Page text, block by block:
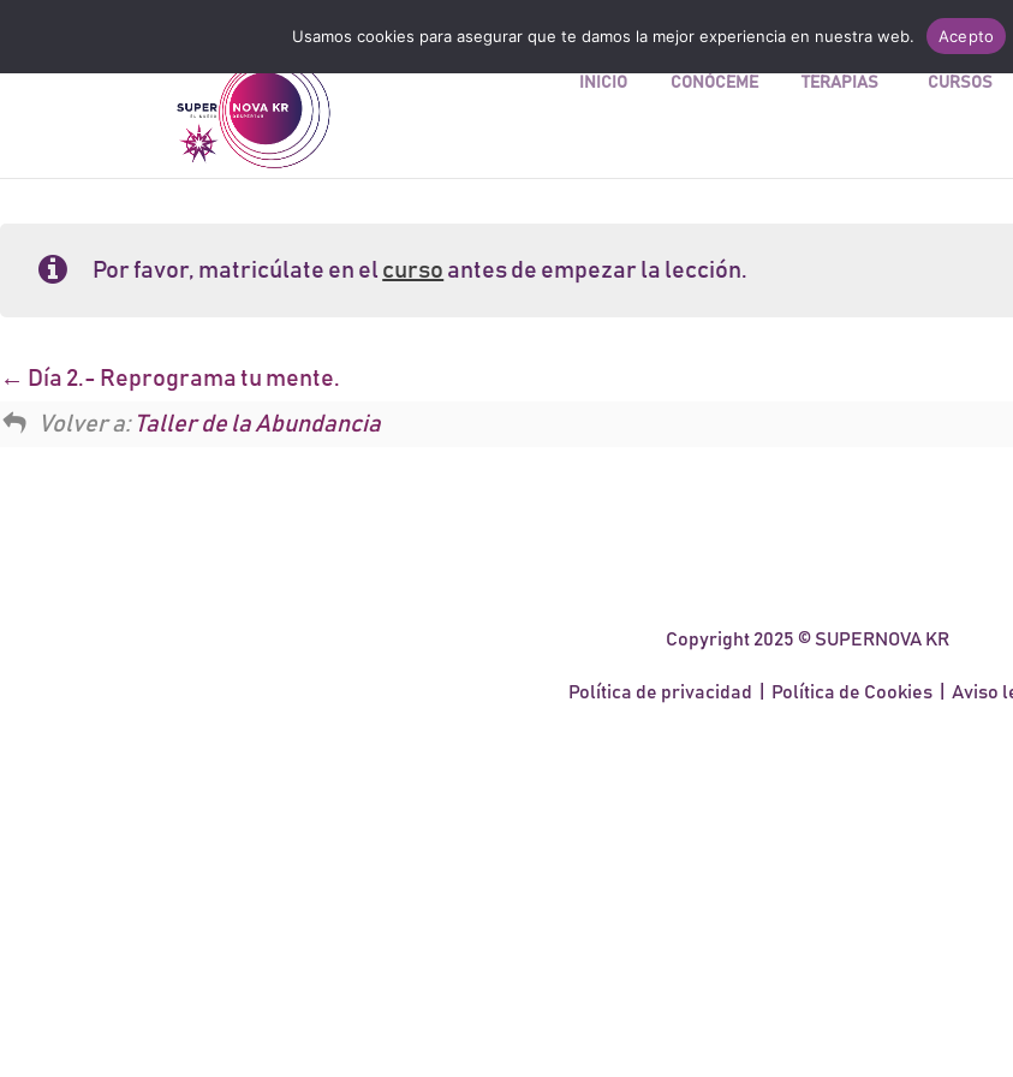
INICIO CONÓCEME TERAPIAS CURSOS
Por favor, matricúlate en el curso antes de empezar la lección.
Día 2.- Reprograma tu mente.
Volver a: Taller de la Abundancia
Copyright 2025 © SUPERNOVA KR
Política de privacidad Política de Cookies Aviso
Usamos cookies para asegurar que te damos la mejor experiencia en nuestra web. Acepto